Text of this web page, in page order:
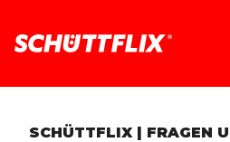
SCHÜTTFLIX | FRAGEN